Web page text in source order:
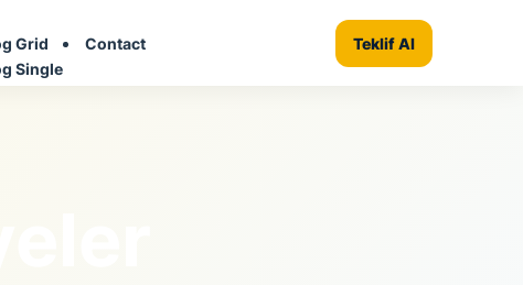
Grid
Single
Contact Teklif Al